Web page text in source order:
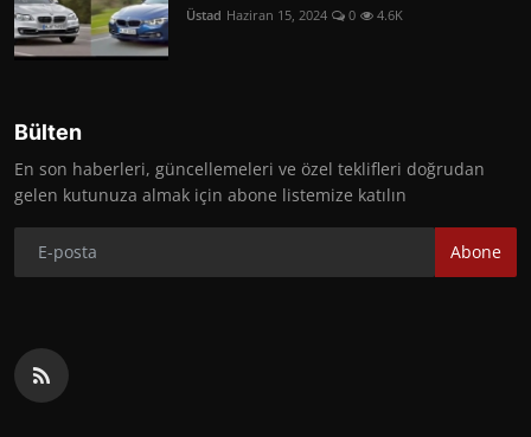
Üstad Haziran 15, 2024 0 4.6K
Bülten
En son haberleri, güncellemeleri ve özel teklifleri doğrudan
gelen kutunuza almak için abone listemize katılın
Abone